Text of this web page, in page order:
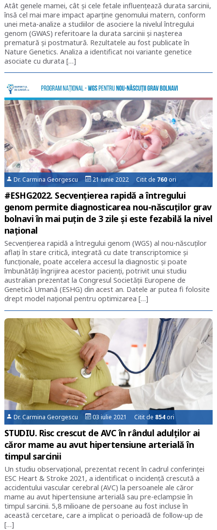
Atât genele mamei, cât şi cele fetale influenţează durata sarcinii,
însă cel mai mare impact aparţine genomului matern, conform
unei meta-analize a studiilor de asociere la nivelul întregului
genom (GWAS) referitoare la durata sarcinii şi naşterea
prematură şi postmatură. Rezultatele au fost publicate în
Nature Genetics. Analiza a identificat noi variante genetice
asociate cu durata […]
Dr. Carmina Georgescu 21 iunie 2022 Citit de 760ori
#ESHG2022. Secvențierea rapidă a întregului
genom permite diagnosticarea nou-născuților grav
bolnavi în mai puțin de 3 zile și este fezabilă la nivel
național
Secvențierea rapidă a întregului genom (WGS) al nou-născuților
aflați în stare critică, integrată cu date transcriptomice și
funcționale, poate accelera accesul la diagnostic și poate
îmbunătăți îngrijirea acestor pacienți, potrivit unui studiu
australian prezentat la Congresul Societății Europene de
Genetică Umană (ESHG) din acest an. Datele ar putea fi folosite
drept model național pentru optimizarea […]
Dr. Carmina Georgescu 03 iulie 2021 Citit de 854ori
STUDIU. Risc crescut de AVC în rândul adulților ai
căror mame au avut hipertensiune arterială în
timpul sarcinii
Un studiu observațional, prezentat recent în cadrul conferinței
ESC Heart & Stroke 2021, a identificat o incidență crescută a
accidentului vascular cerebral (AVC) la persoanele ale căror
mame au avut hipertensiune arterială sau pre-eclampsie în
timpul sarcinii. 5,8 milioane de persoane au fost incluse în
această cercetare, care a implicat o perioadă de follow-up de
[…]